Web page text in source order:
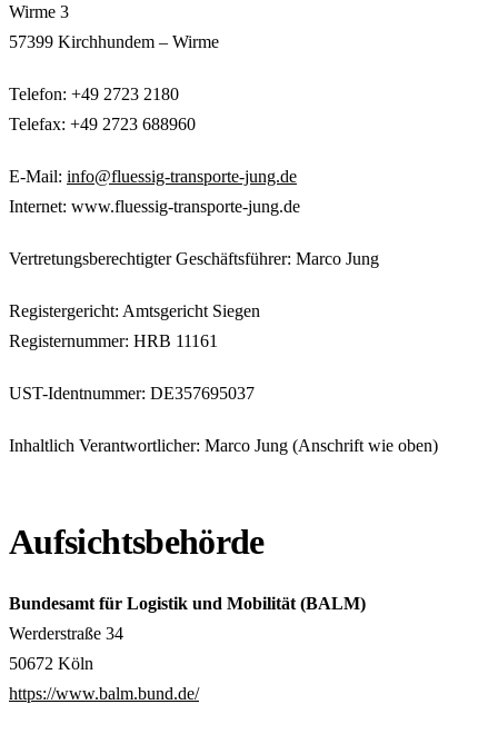
Wirme 3
57399 Kirchhundem – Wirme
Telefon: +49 2723 2180
Telefax: +49 2723 688960
E-Mail: info@fluessig-transporte-jung.de
Internet: www.fluessig-transporte-jung.de
Vertretungsberechtigter Geschäftsführer: Marco Jung
Registergericht: Amtsgericht Siegen
Registernummer: HRB 11161
UST-Identnummer: DE357695037
Inhaltlich Verantwortlicher: Marco Jung (Anschrift wie oben)
Aufsichtsbehörde
Bundesamt für Logistik und Mobilität (BALM)
Werderstraße 34
50672 Köln
https://www.balm.bund.de/